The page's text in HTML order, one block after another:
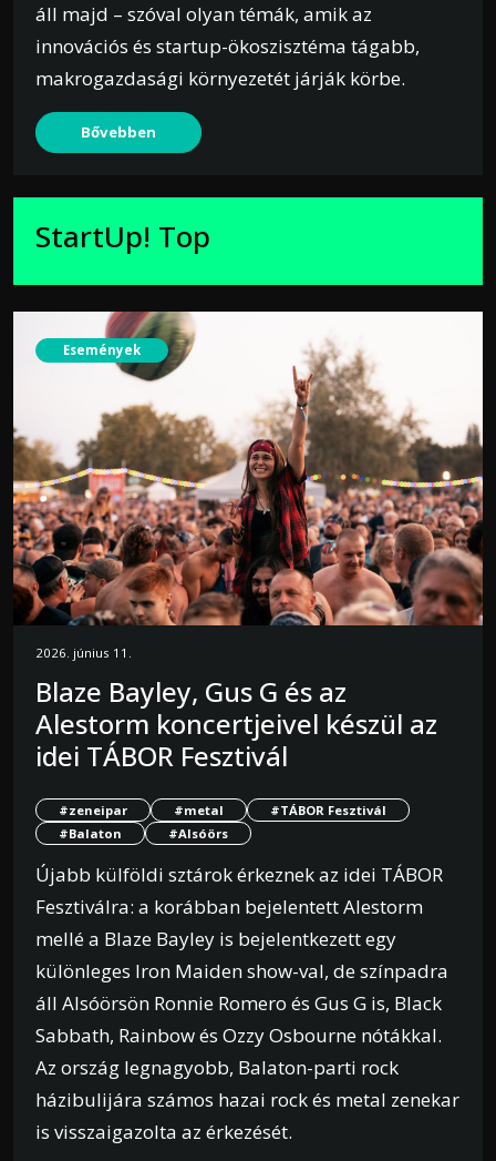
áll majd – szóval olyan témák, amik az
innovációs és startup-ökoszisztéma tágabb,
makrogazdasági környezetét járják körbe.
Bővebben
StartUp! Top
Események
2026. június 11.
Blaze Bayley, Gus G és az
Alestorm koncertjeivel készül az
idei TÁBOR Fesztivál
#zeneipar #metal
#TÁBOR Fesztivál
#Balaton
#Alsóörs
Újabb külföldi sztárok érkeznek az idei TÁBOR
Fesztiválra: a korábban bejelentett Alestorm
mellé a Blaze Bayley is bejelentkezett egy
különleges Iron Maiden show-val, de színpadra
áll Alsóörsön Ronnie Romero és Gus G is, Black
Sabbath, Rainbow és Ozzy Osbourne nótákkal.
Az ország legnagyobb, Balaton-parti rock
házibulijára számos hazai rock és metal zenekar
is visszaigazolta az érkezését.